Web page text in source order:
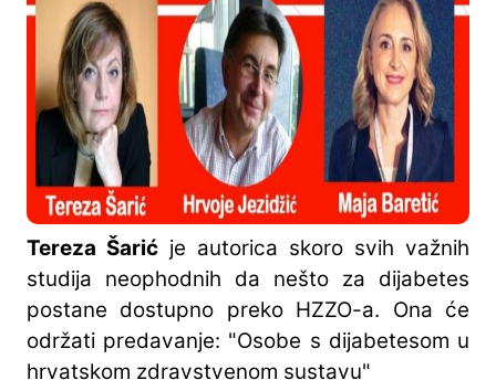
Tereza Šarić je autorica skoro svih važnih
studija neophodnih da nešto za dijabetes
postane dostupno preko HZZO-a. Ona će
održati predavanje: "Osobe s dijabetesom u
hrvatskom zdravstvenom sustavu"